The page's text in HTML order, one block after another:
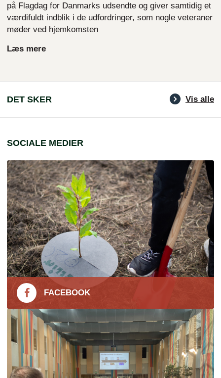
på Flagdag for Danmarks udsendte og giver samtidig et
værdifuldt indblik i de udfordringer, som nogle veteraner
møder ved hjemkomsten
Læs mere
DET SKER Vis alle
SOCIALE MEDIER
FACEBOOK